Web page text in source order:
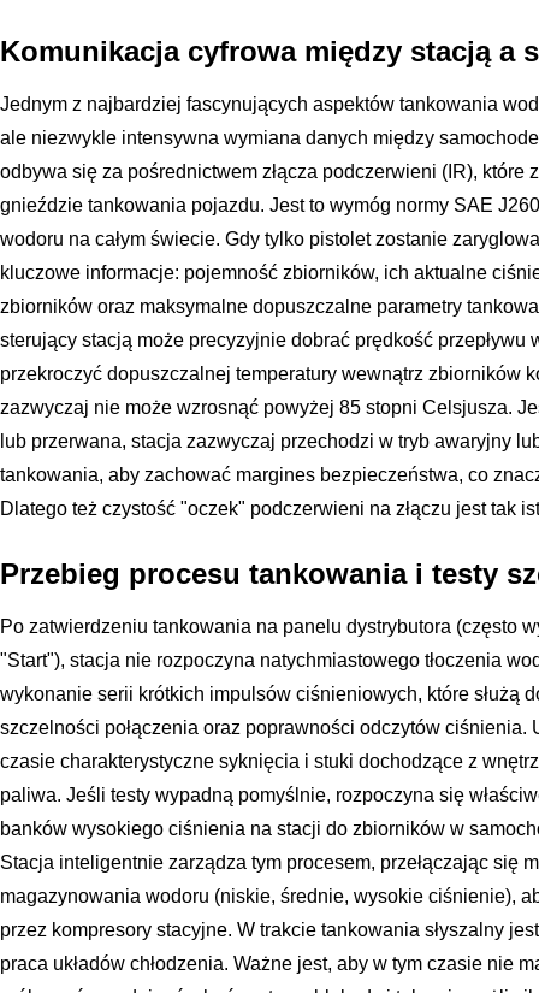
Komunikacja cyfrowa między stacją a
Jednym z najbardziej fascynujących aspektów tankowania
ale niezwykle intensywna wymiana danych między
odbywa się za pośrednictwem złącza podczerwieni (IR), które
gnieździe tankowania pojazdu. Jest to wymóg normy SAE
wodoru na całym świecie. Gdy tylko pistolet zostanie
kluczowe informacje: pojemność zbiorników, ich aktualne
zbiorników oraz maksymalne dopuszczalne parametry
sterujący stacją może precyzyjnie dobrać prędkość przepływu
przekroczyć dopuszczalnej temperatury wewnątrz zbiorników
zazwyczaj nie może wzrosnąć powyżej 85 stopni Celsjusza.
lub przerwana, stacja zazwyczaj przechodzi w tryb awaryjny
tankowania, aby zachować margines bezpieczeństwa, co
Dlatego też czystość "oczek" podczerwieni na złączu jest tak
Przebieg procesu tankowania i testy
Po zatwierdzeniu tankowania na panelu dystrybutora (często
"Start"), stacja nie rozpoczyna natychmiastowego tłoczenia
wykonanie serii krótkich impulsów ciśnieniowych, które służą
szczelności połączenia oraz poprawności odczytów ciśnienia.
czasie charakterystyczne syknięcia i stuki dochodzące z
paliwa. Jeśli testy wypadną pomyślnie, rozpoczyna się
banków wysokiego ciśnienia na stacji do zbiorników w
Stacja inteligentnie zarządza tym procesem, przełączając się
magazynowania wodoru (niskie, średnie, wysokie ciśnienie),
przez kompresory stacyjne. W trakcie tankowania słyszalny
praca układów chłodzenia. Ważne jest, aby w tym czasie nie